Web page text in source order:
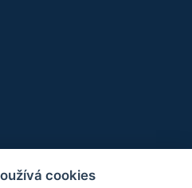
cookies